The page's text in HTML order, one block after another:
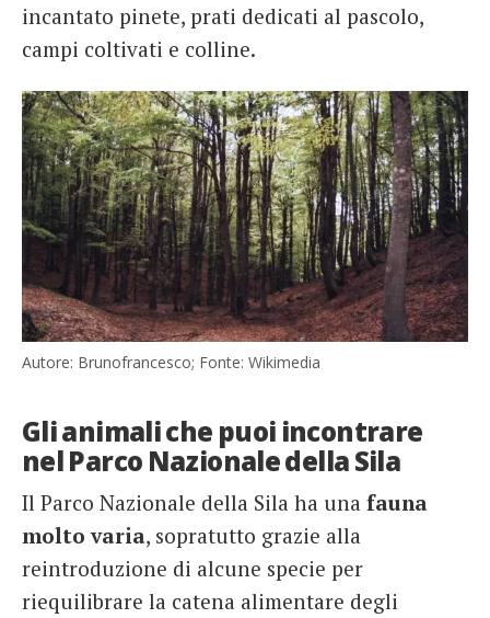
incantato pinete, prati dedicati al pascolo,
campi coltivati e colline.
Autore: Brunofrancesco; Fonte: Wikimedia
Gli animali che puoi incontrare
nel Parco Nazionale della Sila
Il Parco Nazionale della Sila ha una fauna
molto varia, sopratutto grazie alla
reintroduzione di alcune specie per
riequilibrare la catena alimentare degli